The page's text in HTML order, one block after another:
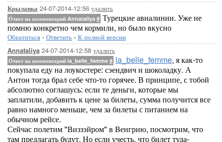
Крыланка 24-07-2014-12:56 удалить
Ответ на комментарий Annataliya # Турецкие авиалинии. Уже не
помню конкретно чем кормили, но было вкусно
Обратиться - Ответить - К полной версии
Annataliya 24-07-2014-12:58 удалить
Ответ на комментарий la_belle_femme # la_belle_femme, я как-то
покупала еду на лоукостере: сэендвич и шоколадку. А
Антон тогда брал себе что-то горячее. В принципе, с тобой
абсолютно соглашусь: если те деньги, которые мы
заплатили, добавить к цене за билеты, сумма получится все
равно намного меньше, чем за билеты с питанием на
обычном рейсе.
Сейчас полетим "Виззэйром" в Венгрию, посмотрим, что
там предлагать будут. Но если учесть, что билет туда-